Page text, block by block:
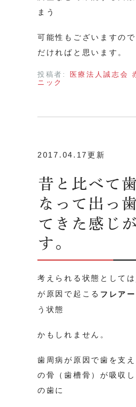
まう
可能性もございますの
だければと思います。
投稿者:
医療法人誠志会
ニック
2017.04.17更新
昔と比べて
なって出っ
てきた感じ
す。
考えられる状態としては
が原因で起こる フレア
う状態
かもしれません。
歯周病が原因で歯を支
の骨（歯槽骨）が吸収
の歯に